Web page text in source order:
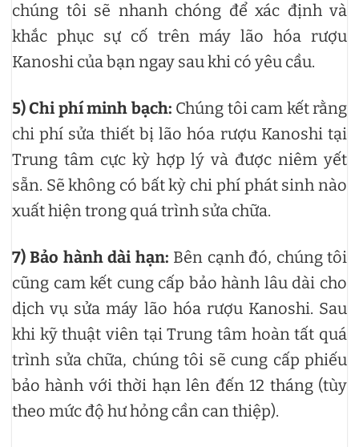
chúng tôi sẽ nhanh chóng để xác định và
khắc phục sự cố trên máy lão hóa rượu
Kanoshi của bạn ngay sau khi có yêu cầu.
5) Chi phí minh bạch: Chúng tôi cam kết rằng
chi phí sửa thiết bị lão hóa rượu Kanoshi tại
Trung tâm cực kỳ hợp lý và được niêm yết
sẵn. Sẽ không có bất kỳ chi phí phát sinh nào
xuất hiện trong quá trình sửa chữa.
7) Bảo hành dài hạn: Bên cạnh đó, chúng tôi
cũng cam kết cung cấp bảo hành lâu dài cho
dịch vụ sửa máy lão hóa rượu Kanoshi. Sau
khi kỹ thuật viên tại Trung tâm hoàn tất quá
trình sửa chữa, chúng tôi sẽ cung cấp phiếu
bảo hành với thời hạn lên đến 12 tháng (tùy
theo mức độ hư hỏng cần can thiệp).